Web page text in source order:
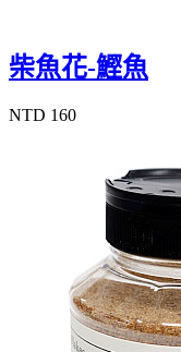
柴魚花-鰹魚
NTD 160